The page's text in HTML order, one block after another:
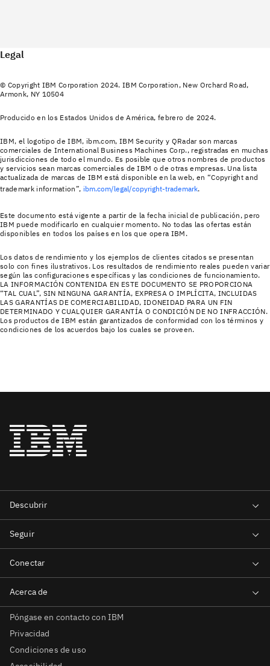
Legal
© Copyright IBM Corporation 2024. IBM Corporation, New Orchard Road,
Armonk, NY 10504
Producido en los Estados Unidos de América, febrero de 2024.
IBM, el logotipo de IBM, ibm.com, IBM Security y QRadar son marcas
comerciales de International Business Machines Corp., registradas en muchas
jurisdicciones de todo el mundo. Es posible que otros nombres de productos
y servicios sean marcas comerciales de IBM o de otras empresas. Una lista
actualizada de marcas de IBM está disponible en la web, en “Copyright and
trademark information”, ibm.com/legal/copyright-trademark.
Este documento está vigente a partir de la fecha inicial de publicación, pero
IBM puede modificarlo en cualquier momento. No todas las ofertas están
disponibles en todos los países en los que opera IBM.
Los datos de rendimiento y los ejemplos de clientes citados se presentan
solo con fines ilustrativos. Los resultados de rendimiento reales pueden variar
según las configuraciones específicas y las condiciones de funcionamiento.
LA INFORMACIÓN CONTENIDA EN ESTE DOCUMENTO SE PROPORCIONA
“TAL CUAL”, SIN NINGUNA GARANTÍA, EXPRESA O IMPLÍCITA, INCLUIDAS
LAS GARANTÍAS DE COMERCIABILIDAD, IDONEIDAD PARA UN FIN
DETERMINADO Y CUALQUIER GARANTÍA O CONDICIÓN DE NO INFRACCIÓN.
Los productos de IBM están garantizados de conformidad con los términos y
condiciones de los acuerdos bajo los cuales se proveen.
Póngase en contacto con IBM
Privacidad
Condiciones de uso